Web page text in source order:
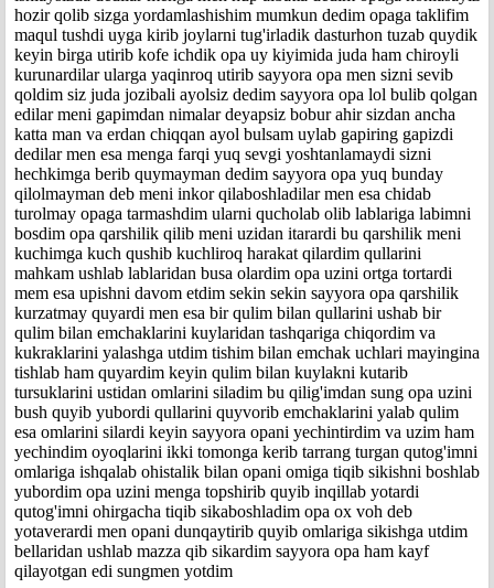
hozir qolib sizga yordamlashishim mumkun dedim opaga taklifim
maqul tushdi uyga kirib joylarni tug'irladik dasturhon tuzab quydik
keyin birga utirib kofe ichdik opa uy kiyimida juda ham chiroyli
kurunardilar ularga yaqinroq utirib sayyora opa men sizni sevib
qoldim siz juda jozibali ayolsiz dedim sayyora opa lol bulib qolgan
edilar meni gapimdan nimalar deyapsiz bobur ahir sizdan ancha
katta man va erdan chiqqan ayol bulsam uylab gapiring gapizdi
dedilar men esa menga farqi yuq sevgi yoshtanlamaydi sizni
hechkimga berib quymayman dedim sayyora opa yuq bunday
qilolmayman deb meni inkor qilaboshladilar men esa chidab
turolmay opaga tarmashdim ularni qucholab olib lablariga labimni
bosdim opa qarshilik qilib meni uzidan itarardi bu qarshilik meni
kuchimga kuch qushib kuchliroq harakat qilardim qullarini
mahkam ushlab lablaridan busa olardim opa uzini ortga tortardi
mem esa upishni davom etdim sekin sekin sayyora opa qarshilik
kurzatmay quyardi men esa bir qulim bilan qullarini ushab bir
qulim bilan emchaklarini kuylaridan tashqariga chiqordim va
kukraklarini yalashga utdim tishim bilan emchak uchlari mayingina
tishlab ham quyardim keyin qulim bilan kuylakni kutarib
tursuklarini ustidan omlarini siladim bu qilig'imdan sung opa uzini
bush quyib yubordi qullarini quyvorib emchaklarini yalab qulim
esa omlarini silardi keyin sayyora opani yechintirdim va uzim ham
yechindim oyoqlarini ikki tomonga kerib tarrang turgan qutog'imni
omlariga ishqalab ohistalik bilan opani omiga tiqib sikishni boshlab
yubordim opa uzini menga topshirib quyib inqillab yotardi
qutog'imni ohirgacha tiqib sikaboshladim opa ox voh deb
yotaverardi men opani dunqaytirib quyib omlariga sikishga utdim
bellaridan ushlab mazza qib sikardim sayyora opa ham kayf
qilayotgan edi sungmen yotdim